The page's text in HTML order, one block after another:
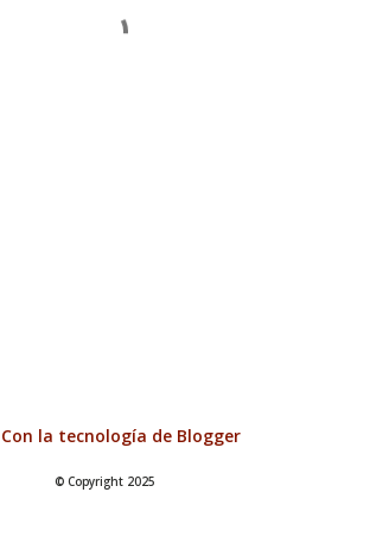
Con la tecnología de Blogger
© Copyright 2025